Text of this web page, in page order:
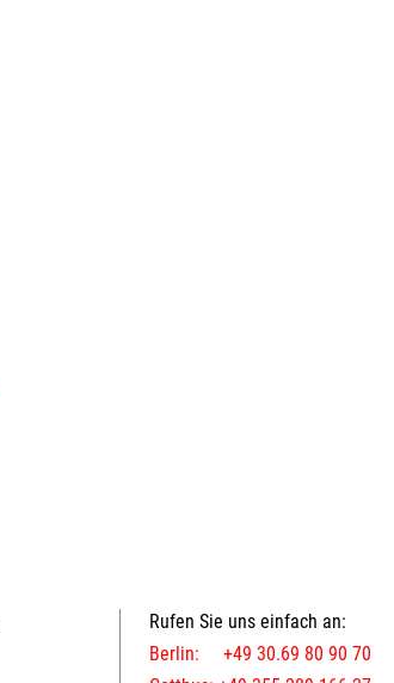
Rufen Sie uns einfach an:
Berlin: +49 30.69 80 90 70